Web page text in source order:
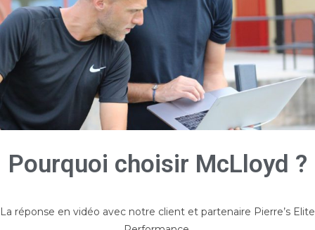
Pourquoi choisir McLloyd ?
La réponse en vidéo avec notre client et partenaire Pierre’s Elite